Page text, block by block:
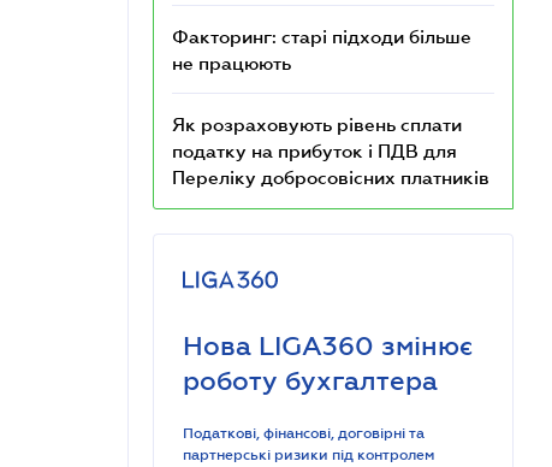
Факторинг: старі підходи більше
не працюють
Як розраховують рівень сплати
податку на прибуток і ПДВ для
Переліку добросовісних платників
Нова LIGA360 змінює
роботу бухгалтера
Податкові, фінансові, договірні та
партнерські ризики під контролем